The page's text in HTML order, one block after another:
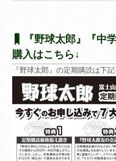
『野球太郎』『中
購入はこちら↓
『野球太郎』の定期購読は下